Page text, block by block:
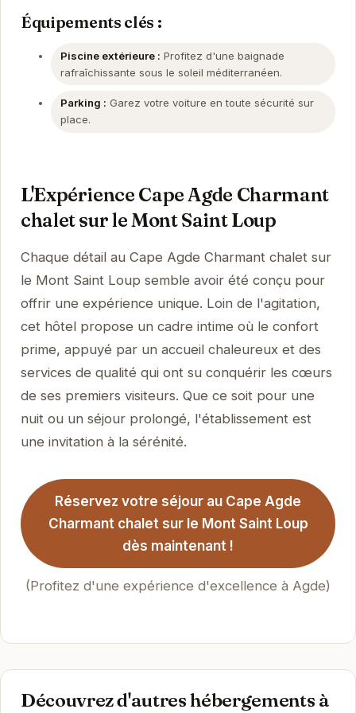
Équipements clés :
Piscine extérieure : Profitez d'une baignade
rafraîchissante sous le soleil méditerranéen.
Parking : Garez votre voiture en toute sécurité sur
place.
L'Expérience Cape Agde Charmant
chalet sur le Mont Saint Loup
Chaque détail au Cape Agde Charmant chalet sur
le Mont Saint Loup semble avoir été conçu pour
offrir une expérience unique. Loin de l'agitation,
cet hôtel propose un cadre intime où le confort
prime, appuyé par un accueil chaleureux et des
services de qualité qui ont su conquérir les cœurs
de ses premiers visiteurs. Que ce soit pour une
nuit ou un séjour prolongé, l'établissement est
une invitation à la sérénité.
Réservez votre séjour au Cape Agde
Charmant chalet sur le Mont Saint Loup
dès maintenant !
(Profitez d'une expérience d'excellence à Agde)
Découvrez d'autres hébergements à